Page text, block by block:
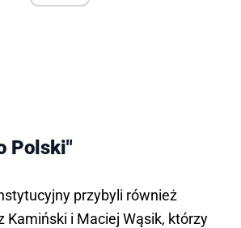
Polski"
przybyli również
Kamiński i Maciej Wąsik, którzy